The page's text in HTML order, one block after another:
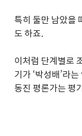
특히 둘만 남았을
도 하죠.
이처럼 단계별로
기가‘박성배’라는
동진 평론가는 평